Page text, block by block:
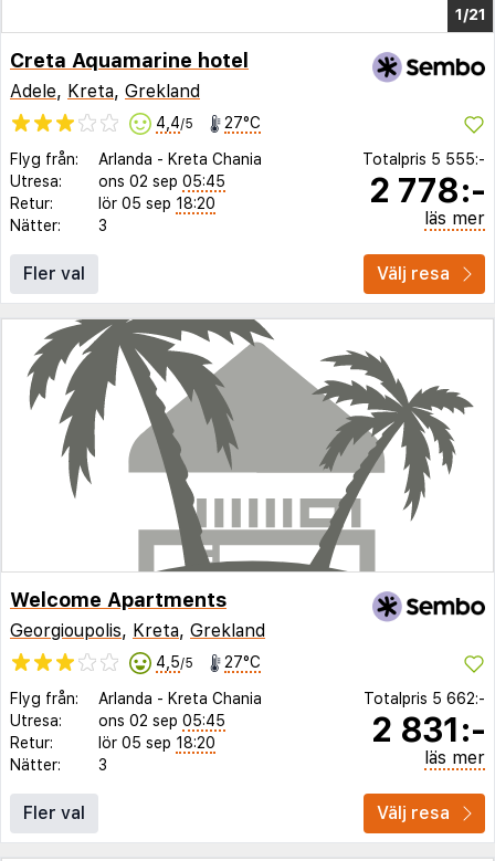
1/17
Creta Aquamarine hotel
Adele, Kreta, Grekland
4,4/5 27°C
Flyg från: Arlanda - Kreta Chania
Utresa:
ons 02 sep 05:45
Retur:
lör 05 sep 18:20
Nätter:
3
Totalpris 5 555:-
2 778:-
läs mer
Fler val Välj resa
Welcome Apartments
Georgioupolis, Kreta, Grekland
4,5/5 27°C
Flyg från: Arlanda - Kreta Chania
Utresa:
ons 02 sep 05:45
Retur:
lör 05 sep 18:20
Nätter:
3
Totalpris 5 662:-
2 831:-
läs mer
Fler val Välj resa